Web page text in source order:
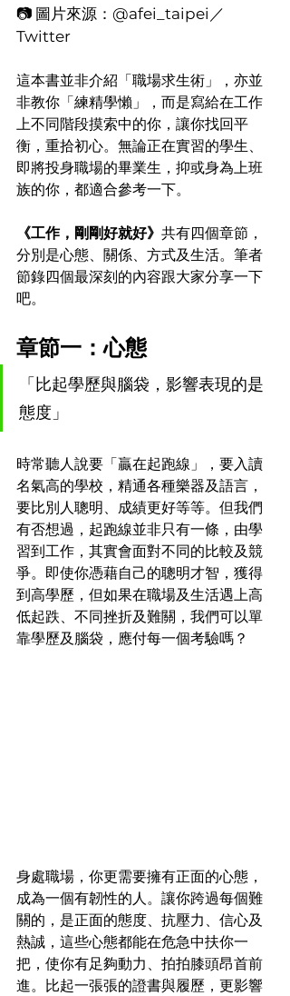
📷 圖片來源：@afei_taipei／
Twitter
這本書並非介紹「職場求生術」，亦並
非教你「練精學懶」，而是寫給在工作
上不同階段摸索中的你，讓你找回平
衡，重拾初心。無論正在實習的學生、
即將投身職場的畢業生，抑或身為上班
族的你，都適合參考一下。
《工作，剛剛好就好》 共有四個章節，
分別是心態、關係、方式及生活。筆者
節錄四個最深刻的內容跟大家分享一下
吧。
章節一：心態
「比起學歷與腦袋，影響表現的是
態度」
時常聽人說要「贏在起跑線」，要入讀
名氣高的學校，精通各種樂器及語言，
要比別人聰明、成績更好等等。但我們
有否想過，起跑線並非只有一條，由學
習到工作，其實會面對不同的比較及競
爭。即使你憑藉自己的聰明才智，獲得
到高學歷，但如果在職場及生活遇上高
低起跌、不同挫折及難關，我們可以單
靠學歷及腦袋，應付每一個考驗嗎？
身處職場，你更需要擁有正面的心態，
成為一個有韌性的人。讓你跨過每個難
關的，是正面的態度、抗壓力、信心及
熱誠，這些心態都能在危急中扶你一
把，使你有足夠動力、拍拍膝頭昂首前
進。比起一張張的證書與履歷，更影響